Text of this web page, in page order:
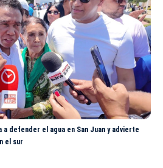
a defender el agua en San Juan y advierte
el sur